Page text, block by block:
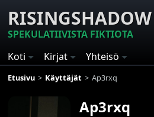
RISINGSHADOW
SPEKULATIIVISTA FIKTIOTA
Koti
Kirjat Yhteisö
Etusivu Käyttäjät Ap3rxq
Ap3rxq